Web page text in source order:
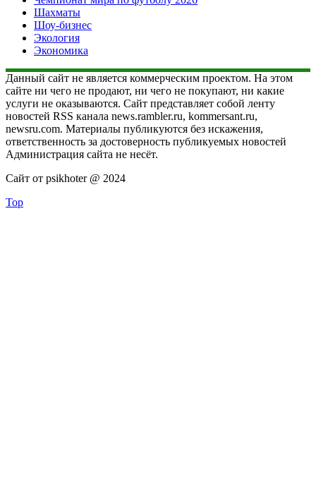
Шахматы
Шоу-бизнес
Экология
Экономика
Данный сайт не является коммерческим проектом. На этом
сайте ни чего не продают, ни чего не покупают, ни какие
услуги не оказываются. Сайт представляет собой ленту
новостей RSS канала news.rambler.ru, kommersant.ru,
newsru.com. Материалы публикуются без искажения,
ответственность за достоверность публикуемых новостей
Администрация сайта не несёт.
Сайт от psikhoter @ 2024
Top